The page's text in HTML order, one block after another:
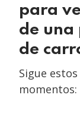
para
de una
de
Sigue
momentos: